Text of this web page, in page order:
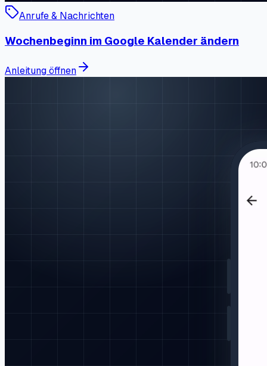
Anrufe & Nachrichten
Wochenbeginn im Google Kalender ändern
Anleitung öffnen